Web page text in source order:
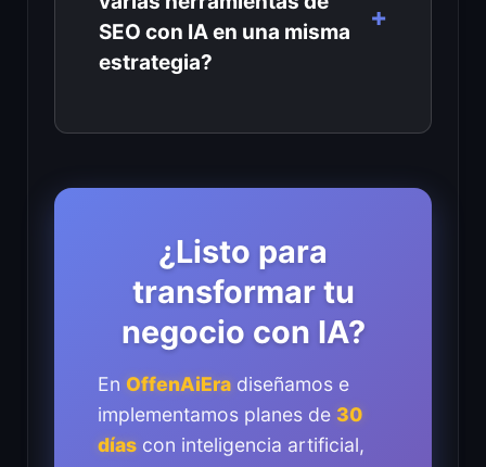
SEO con IA en una misma
estrategia?
¿Listo para
transformar tu
negocio con IA?
En OffenAiEra diseñamos e
implementamos planes de 30
días con inteligencia artificial,